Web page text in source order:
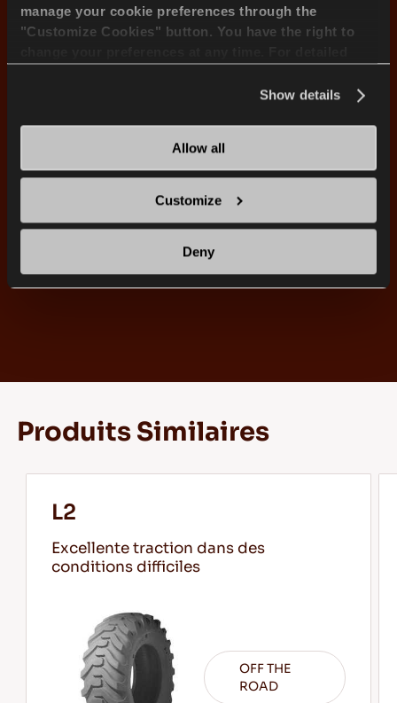
manage your cookie preferences through the
"Customize Cookies" button. You have the right to
Show details
Allow all
Customize
Deny
TOUTES TAILLES 25''
26.5-25
Produits Similaires
L2
Excellente traction dans des
conditions difficiles
OFF THE
ROAD